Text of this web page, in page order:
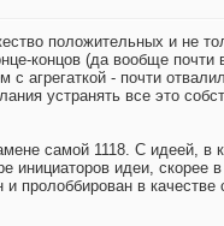
положительных и не
концов (да вообще
агрегаткой - почти
устранять все это
самой 1118. С идеей,
идеи, скорее
в качестве